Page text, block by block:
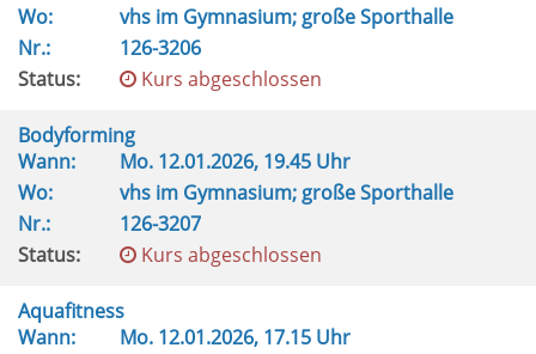
Wo:
vhs im Gymnasium; große Sporthalle
Nr.:
126-3206
Status:
Kurs abgeschlossen
Bodyforming
Wann:
Mo. 12.01.2026, 19.45 Uhr
Wo:
vhs im Gymnasium; große Sporthalle
Nr.:
126-3207
Status:
Kurs abgeschlossen
Aquafitness
Wann:
Mo. 12.01.2026, 17.15 Uhr